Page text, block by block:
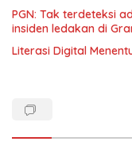
PGN: Tak terdeteksi
insiden ledakan di
Literasi Digital